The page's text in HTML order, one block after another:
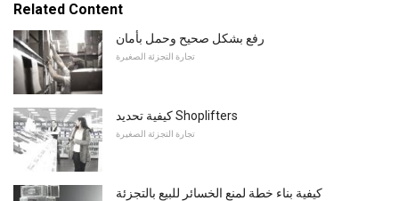
Related Content
رفع بشكل صحيح وحمل بأمان
تجارة التجزئة الصغيرة
كيفية تحديد Shoplifters
تجارة التجزئة الصغيرة
كيفية بناء خطة لمنع الخسائر للبيع بالتجزئة